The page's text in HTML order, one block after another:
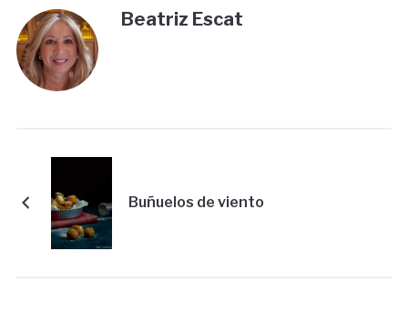
Beatriz Escat
Buñuelos de viento